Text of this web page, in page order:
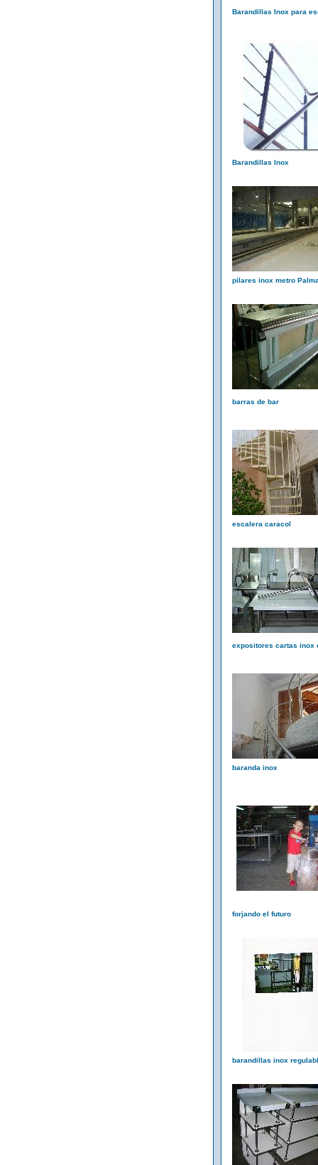
Barandillas Inox para
Barandillas Inox
pilares inox metro
barras de bar
escalera caracol
expositores cartas inox
baranda inox
forjando el futuro
barandillas inox